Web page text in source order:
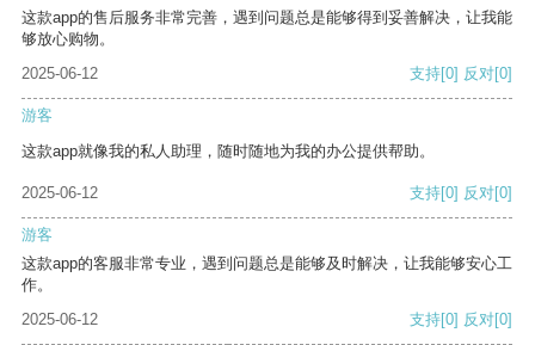
这款app的售后服务非常完善，遇到问题总是能够得到妥善解决，让我能
够放心购物。
2025-06-12
支持[0] 反对[0]
游客
这款app就像我的私人助理，随时随地为我的办公提供帮助。
2025-06-12 支持[0] 反对[0]
游客
这款app的客服非常专业，遇到问题总是能够及时解决，让我能够安心工
作。
2025-06-12
支持[0] 反对[0]